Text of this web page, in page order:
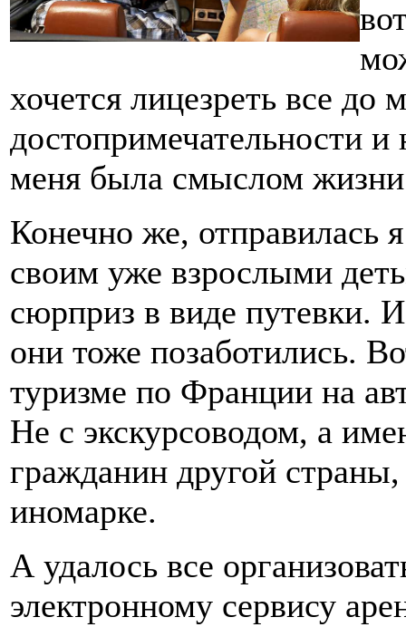
хочется лицезреть все до
достопримечательности и
меня была смыслом
Конечно же, отправилась
своим уже взрослыми
сюрприз в виде путевки.
они тоже позаботились.
туризме по Франции на
Не с экскурсоводом, а
гражданин другой
иномарке.
А удалось все
электронному сервису